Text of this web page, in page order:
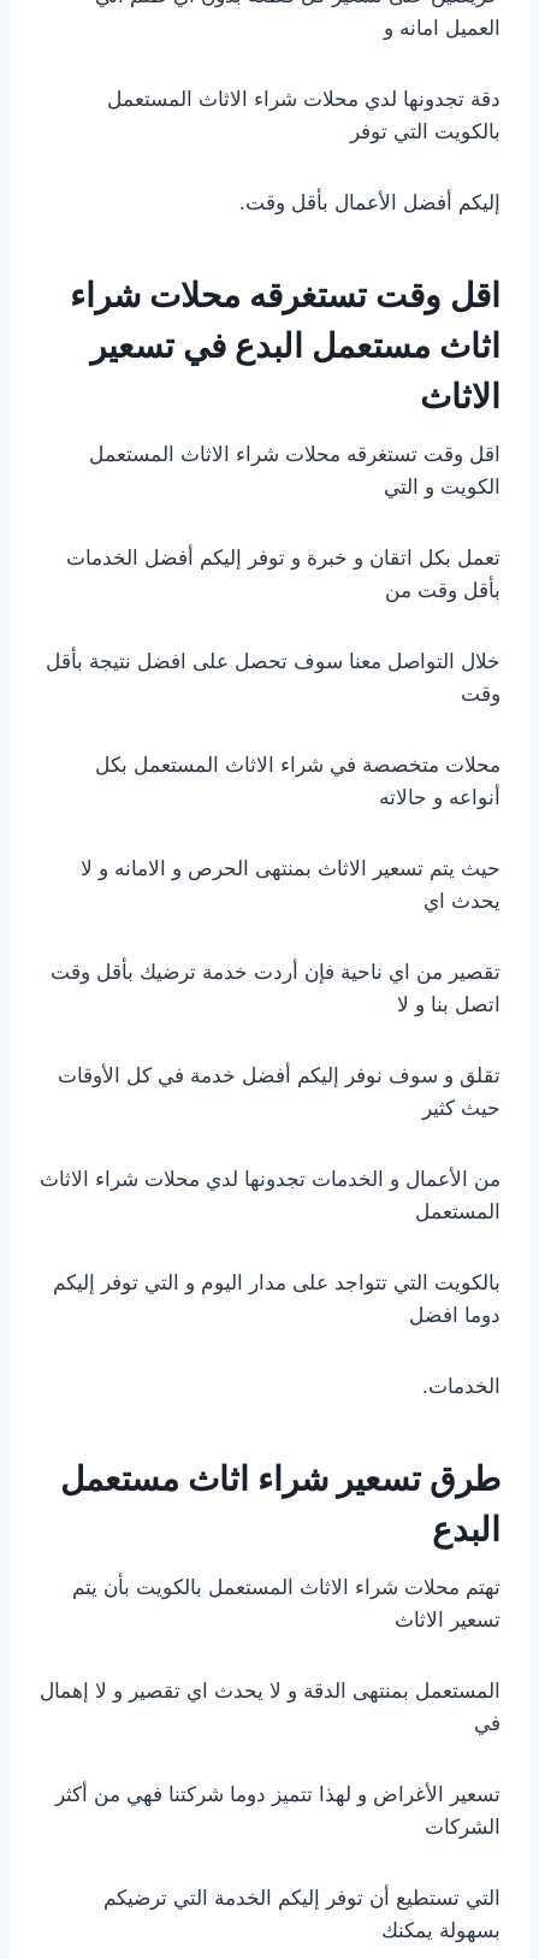
العميل امانه و
دقة تجدونها لدي محلات شراء الاثاث المستعمل
بالكويت التي توفر
إليكم أفضل الأعمال بأقل وقت.
اقل وقت تستغرقه محلات شراء
اثاث مستعمل البدع في تسعير
الاثاث
اقل وقت تستغرقه محلات شراء الاثاث المستعمل
الكويت و التي
تعمل بكل اتقان و خبرة و توفر إليكم أفضل الخدمات
بأقل وقت من
خلال التواصل معنا سوف تحصل على افضل نتيجة بأقل
وقت
محلات متخصصة في شراء الاثاث المستعمل بكل
أنواعه و حالاته
حيث يتم تسعير الاثاث بمنتهى الحرص و الامانه و لا
يحدث اي
تقصير من اي ناحية فإن أردت خدمة ترضيك بأقل وقت
اتصل بنا و لا
تقلق و سوف نوفر إليكم أفضل خدمة في كل الأوقات
حيث كثير
من الأعمال و الخدمات تجدونها لدي محلات شراء الاثاث
المستعمل
بالكويت التي تتواجد على مدار اليوم و التي توفر إليكم
دوما افضل
الخدمات.
طرق تسعير شراء اثاث مستعمل
البدع
تهتم محلات شراء الاثاث المستعمل بالكويت بأن يتم
تسعير الاثاث
المستعمل بمنتهى الدقة و لا يحدث اي تقصير و لا إهمال
في
تسعير الأغراض و لهذا تتميز دوما شركتنا فهي من أكثر
الشركات
التي تستطيع أن توفر إليكم الخدمة التي ترضيكم
بسهولة يمكنك